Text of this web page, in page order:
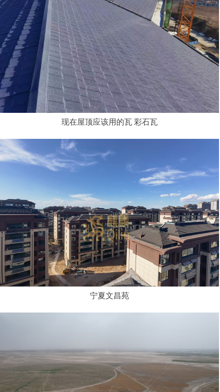
现在屋顶应该用的瓦 彩石瓦
宁夏文昌苑